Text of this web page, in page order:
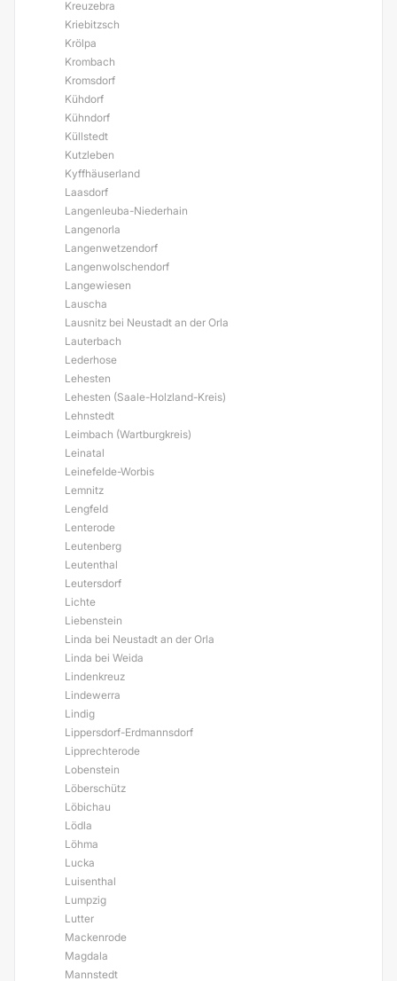
Kreuzebra
Kriebitzsch
Krölpa
Krombach
Kromsdorf
Kühdorf
Kühndorf
Küllstedt
Kutzleben
Kyffhäuserland
Laasdorf
Langenleuba-Niederhain
Langenorla
Langenwetzendorf
Langenwolschendorf
Langewiesen
Lauscha
Lausnitz bei Neustadt an der Orla
Lauterbach
Lederhose
Lehesten
Lehesten (Saale-Holzland-Kreis)
Lehnstedt
Leimbach (Wartburgkreis)
Leinatal
Leinefelde-Worbis
Lemnitz
Lengfeld
Lenterode
Leutenberg
Leutenthal
Leutersdorf
Lichte
Liebenstein
Linda bei Neustadt an der Orla
Linda bei Weida
Lindenkreuz
Lindewerra
Lindig
Lippersdorf-Erdmannsdorf
Lipprechterode
Lobenstein
Löberschütz
Löbichau
Lödla
Löhma
Lucka
Luisenthal
Lumpzig
Lutter
Mackenrode
Magdala
Mannstedt